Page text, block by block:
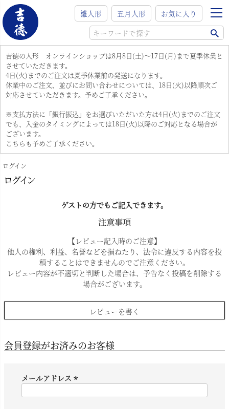
雛人形 五月人形 お気に入り
吉徳の人形 オンラインショップは8月8日(土)～17日(月)まで夏季休業と
させていただきます。
4日(火)までのご注文は夏季休業前の発送になります。
休業中のご注文、並びにお問い合わせについては、18日(火)以降順次ご
対応させていただきます。予めご了承ください。
※支払方法に「銀行振込」をお選びいただいた方は4日(火)までのご注文
でも、入金のタイミングによっては18日(火)以降のご対応となる場合が
ございます。
こちらも予めご了承ください。
ログイン
ログイン
ゲストの方でもご記入できます。
注意事項
【レビュー記入時のご注意】
他人の権利、利益、名誉などを損ねたり、法令に違反する内容を投
稿することはできませんのでご注意ください。
レビュー内容が不適切と判断した場合は、予告なく投稿を削除する
場合がございます。
レビューを書く
会員登録がお済みのお客様
メールアドレス